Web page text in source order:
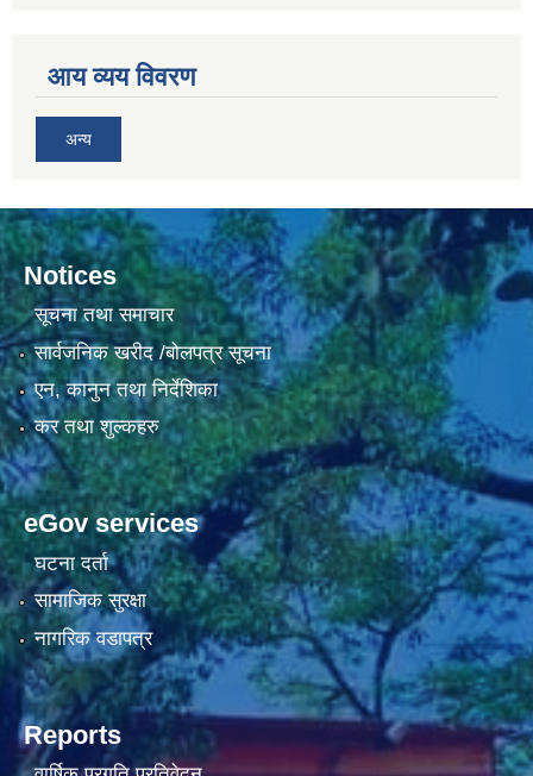
आय व्यय विवरण
अन्य
Notices
सूचना तथा समाचार
सार्वजनिक खरीद /बोलपत्र सूचना
एन, कानुन तथा निर्देशिका
कर तथा शुल्कहरु
eGov services
घटना दर्ता
सामाजिक सुरक्षा
नागरिक वडापत्र
Reports